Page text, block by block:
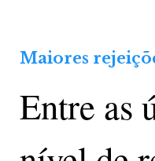
Maiores
Entre as